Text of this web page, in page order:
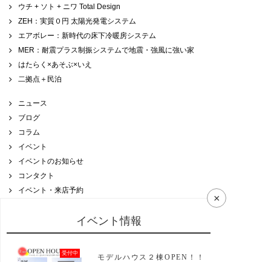
ウチ + ソト + ニワ Total Design
ZEH：実質０円 太陽光発電システム
エアボレー：新時代の床下冷暖房システム
MER：耐震プラス制振システムで地震・強風に強い家
はたらく×あそぶ×いえ
二拠点＋民泊
ニュース
ブログ
コラム
イベント
イベントのお知らせ
コンタクト
イベント・来店予約
プライバシーポリシー
イベント情報
受付中
モデルハウス２棟OPEN！！
×